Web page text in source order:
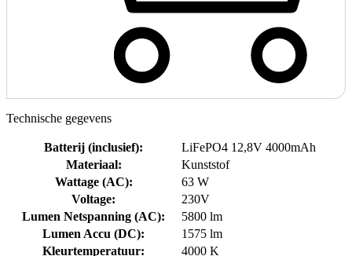
Technische gegevens
Batterij (inclusief):
LiFePO4 12,8V 4000mAh
Materiaal:
Kunststof
Wattage (AC):
63 W
Voltage:
230V
Lumen Netspanning (AC):
5800 lm
Lumen Accu (DC):
1575 lm
Kleurtemperatuur:
4000 K